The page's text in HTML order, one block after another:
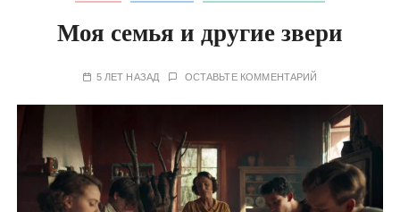
Моя семья и другие звери
5 ЛЕТ НАЗАД ОСТАВЬТЕ КОММЕНТАРИЙ